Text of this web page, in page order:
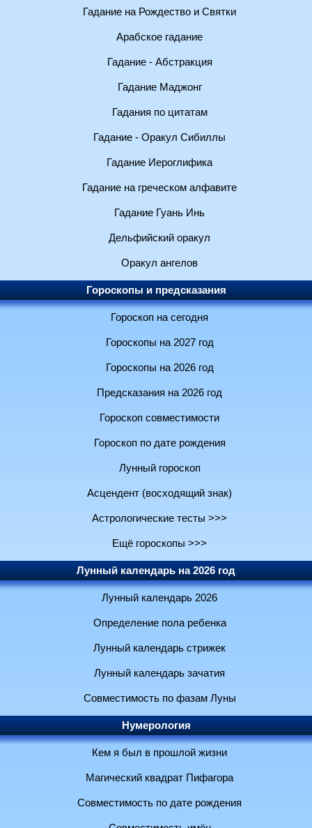
Гадание на Рождество и Святки
Арабское гадание
Гадание - Абстракция
Гадание Маджонг
Гадания по цитатам
Гадание - Оракул Сибиллы
Гадание Иероглифика
Гадание на греческом алфавите
Гадание Гуань Инь
Дельфийский оракул
Оракул ангелов
Гороскопы и предсказания
Гороскоп на сегодня
Гороскопы на 2027 год
Гороскопы на 2026 год
Предсказания на 2026 год
Гороскоп совместимости
Гороскоп по дате рождения
Лунный гороскоп
Асцендент (восходящий знак)
Астрологические тесты >>>
Ещё гороскопы >>>
Лунный календарь на 2026 год
Лунный календарь 2026
Определение пола ребенка
Лунный календарь стрижек
Лунный календарь зачатия
Совместимость по фазам Луны
Нумерология
Кем я был в прошлой жизни
Магический квадрат Пифагора
Совместимость по дате рождения